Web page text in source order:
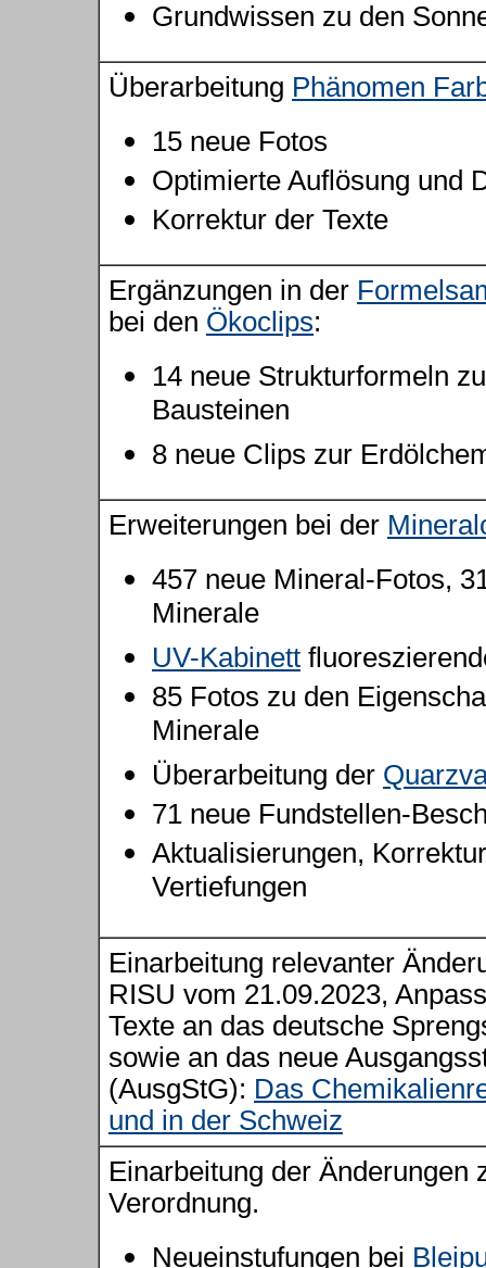
Grundwissen zu den
Überarbeitung Phänomen
15 neue Fotos
Optimierte Auflösung und
Korrektur der Texte
Ergänzungen in der
bei den Ökoclips:
14 neue Strukturformeln
Bausteinen
8 neue Clips zur
Erweiterungen bei der
457 neue Mineral-Fotos,
Minerale
UV-Kabinett
85 Fotos zu den
Minerale
Überarbeitung der
71 neue Fundstellen-
Aktualisierungen,
Vertiefungen
Einarbeitung relevanter
RISU vom 21.09.2023,
Texte an das deutsche
sowie an das neue
(AusgStG): Das
und in der Schweiz
Einarbeitung der Änderungen
Verordnung.
Neueinstufungen bei